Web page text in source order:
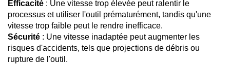
Efficacité : Une vitesse trop élevée peut ralentir le
processus et utiliser l'outil prématurément, tandis qu'une
vitesse trop faible peut le rendre inefficace.
Sécurité : Une vitesse inadaptée peut augmenter les
risques d'accidents, tels que projections de débris ou
rupture de l'outil.